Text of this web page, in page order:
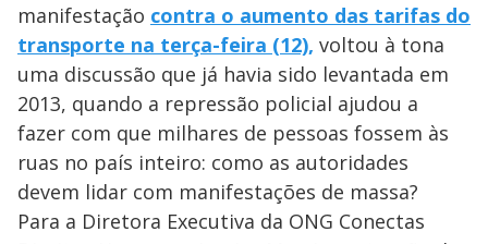
manifestação contra o aumento das tarifas do
transporte na terça-feira (12), voltou à tona
uma discussão que já havia sido levantada em
2013, quando a repressão policial ajudou a
fazer com que milhares de pessoas fossem às
ruas no país inteiro: como as autoridades
devem lidar com manifestações de massa?
Para a Diretora Executiva da ONG Conectas